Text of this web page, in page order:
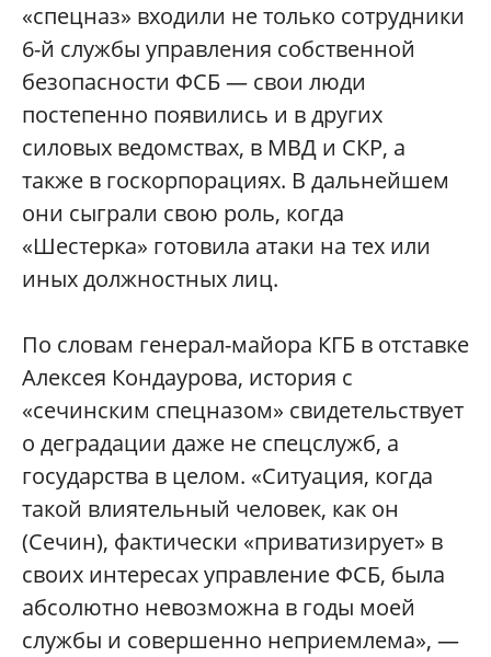
«спецназ» входили не только сотрудники
6-й службы управления собственной
безопасности ФСБ — свои люди
постепенно появились и в других
силовых ведомствах, в МВД и СКР, а
также в госкорпорациях. В дальнейшем
они сыграли свою роль, когда
«Шестерка» готовила атаки на тех или
иных должностных лиц.
По словам генерал-майора КГБ в отставке
Алексея Кондаурова, история с
«сечинским спецназом» свидетельствует
о деградации даже не спецслужб, а
государства в целом. «Ситуация, когда
такой влиятельный человек, как он
(Сечин), фактически «приватизирует» в
своих интересах управление ФСБ, была
абсолютно невозможна в годы моей
службы и совершенно неприемлема», —